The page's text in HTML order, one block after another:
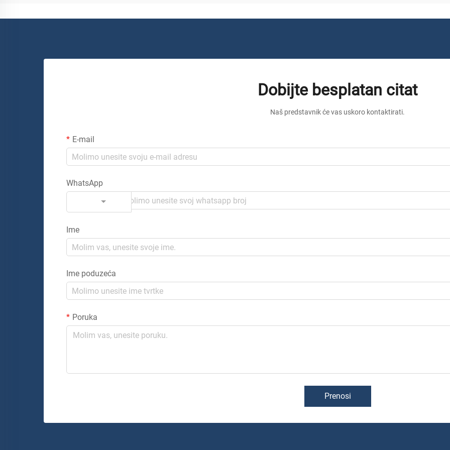
Dobijte besplatan citat
Naš predstavnik će vas uskoro kontaktirati.
E-mail
WhatsApp
Ime
Ime poduzeća
Poruka
Prenosi